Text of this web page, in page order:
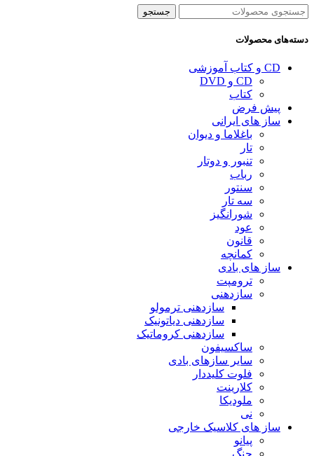
جستجو
دسته‌های محصولات
CD و کتاب آموزشی
CD و DVD
کتاب
پیش فرض
ساز های ایرانی
باغلاما و دیوان
تار
تنبور و دوتار
رباب
سنتور
سه تار
شورانگیز
عود
قانون
کمانچه
ساز های بادی
ترومپت
سازدهنی
سازدهنی ترمولو
سازدهنی دیاتونیک
سازدهنی کروماتیک
ساکسیفون
سایر سازهای بادی
فلوت کلیددار
کلارینت
ملودیکا
نی
ساز های کلاسیک خارجی
پیانو
چنگ